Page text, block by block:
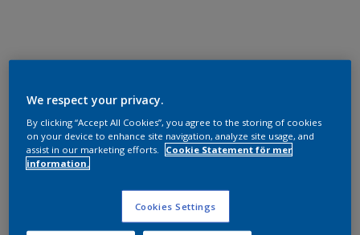
We respect your privacy.
By clicking “Accept All Cookies”, you agree to the storing of cookies
on your device to enhance site navigation, analyze site usage, and
assist in our marketing efforts.
Cookie Statement för mer
information.
Cookies Settings